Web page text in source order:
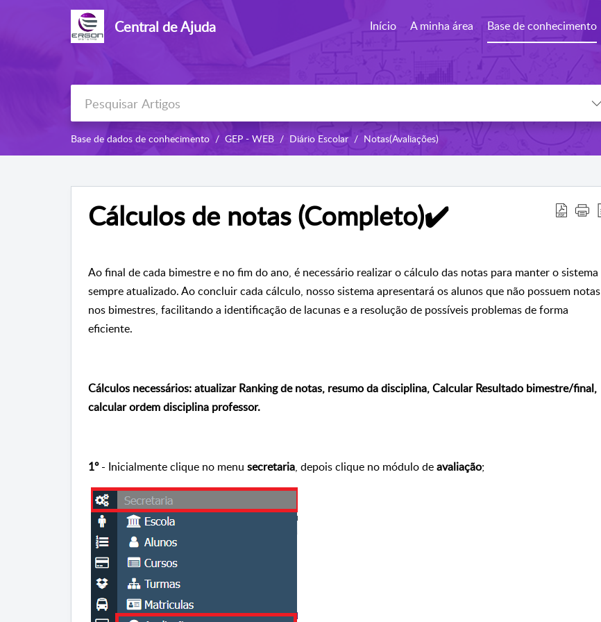
Central de Ajuda Início A minha área Base de conhecimento
Base de dados de conhecimento GEP - WEB Diário Escolar Notas(Avaliações)
Cálculos de notas (Completo)✔️
Ao final de cada bimestre e no fim do ano, é necessário realizar o cálculo das notas para manter o sistema
sempre atualizado. Ao concluir cada cálculo, nosso sistema apresentará os alunos que não possuem notas
nos bimestres, facilitando a identificação de lacunas e a resolução de possíveis problemas de forma
eficiente.
Cálculos necessários: atualizar Ranking de notas, resumo da disciplina, Calcular Resultado bimestre/final,
calcular ordem disciplina professor.
1º- Inicialmente clique no menu secretaria, depois clique no módulo deavaliação;